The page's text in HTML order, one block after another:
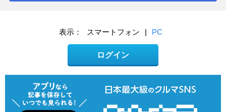
表示： スマートフォン | PC
ログイン